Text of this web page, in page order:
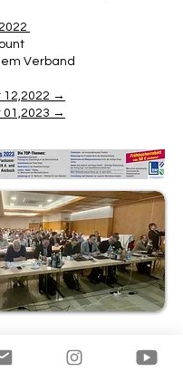
Verband
12,2022 →
01,2023 →
und Termine
Datenschutz